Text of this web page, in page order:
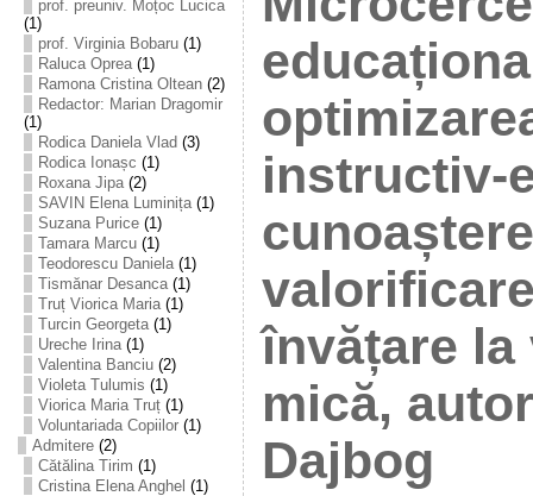
prof. preuniv. Moțoc Lucica
(1)
prof. Virginia Bobaru(1)
Raluca Oprea(1)
Ramona Cristina Oltean(2)
Redactor: Marian Dragomir
(1)
Rodica Daniela Vlad (3)
Rodica Ionașc (1)
Roxana Jipa(2)
SAVIN Elena Luminița(1)
Suzana Purice(1)
Tamara Marcu(1)
Teodorescu Daniela(1)
Tismănar Desanca(1)
Truț Viorica Maria(1)
Turcin Georgeta(1)
Ureche Irina(1)
Valentina Banciu(2)
Violeta Tulumis (1)
Viorica Maria Truț(1)
Voluntariada Copiilor(1)
Admitere(2)
Cătălina Tirim (1)
Cristina Elena Anghel (1)
instructiv-
învățare la
mică,
Dajbog